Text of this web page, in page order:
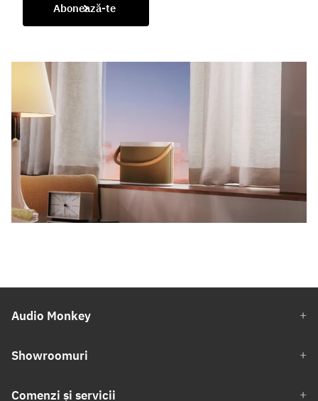
Abonează-te
Audio Monkey
Showroomuri
Comenzi și servicii